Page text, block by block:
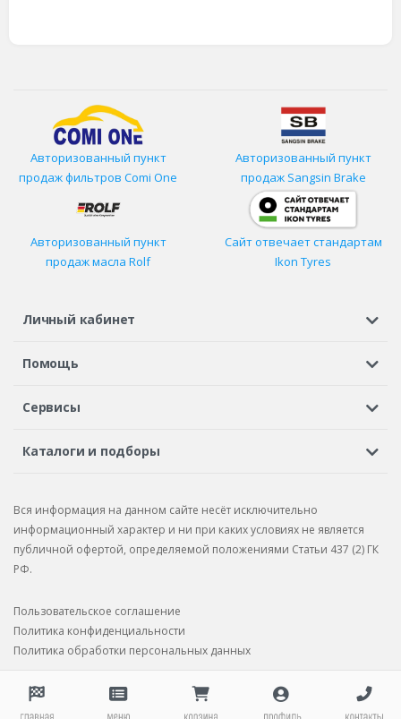
Авторизованный пункт
продаж фильтров Comi One
Авторизованный пункт
продаж Sangsin Brake
Авторизованный пункт
продаж масла Rolf
Сайт отвечает стандартам
Ikon Tyres
Личный кабинет
Регистрация или вход
Помощь
Шины в кредит
Сервисы
Автосервисы
Бонусная программа
Рекламации по услугам
Каталоги и подборы
Подбор запчастей
Каталог запчастей
Вся информация на данном сайте несёт исключительно
информационный характер и ни при каких условиях не является
публичной офертой, определяемой положениями Статьи 437 (2) ГК
РФ.
Пользовательское соглашение
Политика конфиденциальности
Политика обработки персональных данных